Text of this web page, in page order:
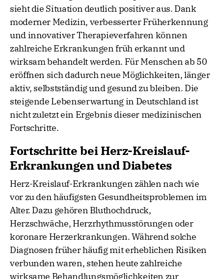
sieht die Situation deutlich positiver aus. Dank
moderner Medizin, verbesserter Früherkennung
und innovativer Therapieverfahren können
zahlreiche Erkrankungen früh erkannt und
wirksam behandelt werden. Für Menschen ab 50
eröffnen sich dadurch neue Möglichkeiten, länger
aktiv, selbstständig und gesund zu bleiben. Die
steigende Lebenserwartung in Deutschland ist
nicht zuletzt ein Ergebnis dieser medizinischen
Fortschritte.
Fortschritte bei Herz-Kreislauf-
Erkrankungen und Diabetes
Herz-Kreislauf-Erkrankungen zählen nach wie
vor zu den häufigsten Gesundheitsproblemen im
Alter. Dazu gehören Bluthochdruck,
Herzschwäche, Herzrhythmusstörungen oder
koronare Herzerkrankungen. Während solche
Diagnosen früher häufig mit erheblichen Risiken
verbunden waren, stehen heute zahlreiche
wirksame Behandlungsmöglichkeiten zur